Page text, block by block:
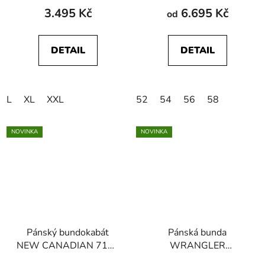
Dusty Olive
3.495 Kč
DETAIL
L XL XXL
od 6.695 Kč
DETAIL
52 54 56 58
NOVINKA
Pánský bundokabát
NEW CANADIAN 7118
NOVINKA
Pánská bunda
WRANGLER